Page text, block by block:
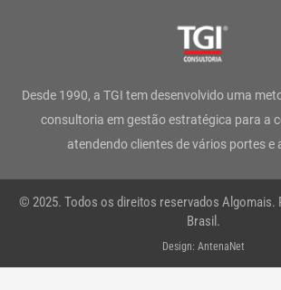
g
r
a
m
o
o
k
-
t
e
r
d
i
n
Desde 1990, a TGI tem desenvolvido uma
consultoria em gestão estratégica para a
atendendo clientes de vários portes e
© 2025. Todos os direitos reservados Algomais.
Brasil.
Design: AntenaNet